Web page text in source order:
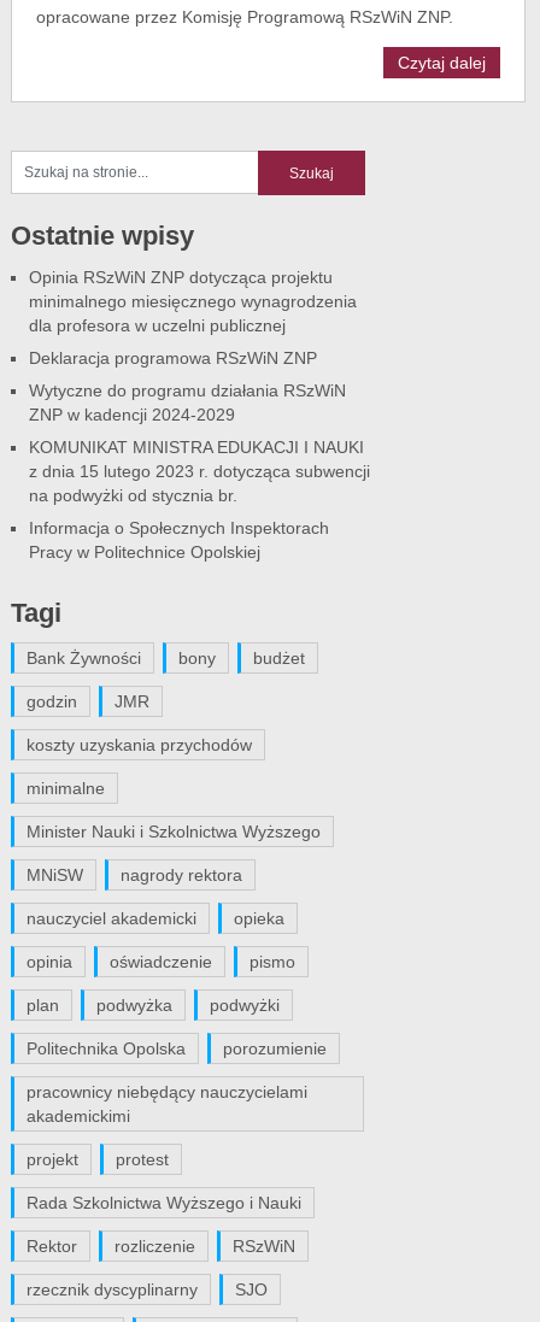
opracowane przez Komisję Programową RSzWiN ZNP.
Czytaj dalej
Ostatnie wpisy
Opinia RSzWiN ZNP dotycząca projektu
minimalnego miesięcznego wynagrodzenia
dla profesora w uczelni publicznej
Deklaracja programowa RSzWiN ZNP
Wytyczne do programu działania RSzWiN
ZNP w kadencji 2024-2029
KOMUNIKAT MINISTRA EDUKACJI I NAUKI
z dnia 15 lutego 2023 r. dotycząca subwencji
na podwyżki od stycznia br.
Informacja o Społecznych Inspektorach
Pracy w Politechnice Opolskiej
Tagi
Bank Żywności bony budżet
godzin JMR
koszty uzyskania przychodów
minimalne
Minister Nauki i Szkolnictwa Wyższego
MNiSW nagrody rektora
nauczyciel akademicki opieka
opinia oświadczenie pismo
plan podwyżka podwyżki
Politechnika Opolska porozumienie
pracownicy niebędący nauczycielami
akademickimi
projekt protest
Rada Szkolnictwa Wyższego i Nauki
Rektor rozliczenie RSzWiN
rzecznik dyscyplinarny SJO